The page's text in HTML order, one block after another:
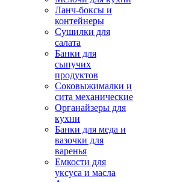
Ланч-боксы и
контейнеры
Сушилки для
салата
Банки для
сыпучих
продуктов
Соковыжималки и
сита механические
Органайзеры для
кухни
Банки для меда и
вазочки для
варенья
Емкости для
уксуса и масла